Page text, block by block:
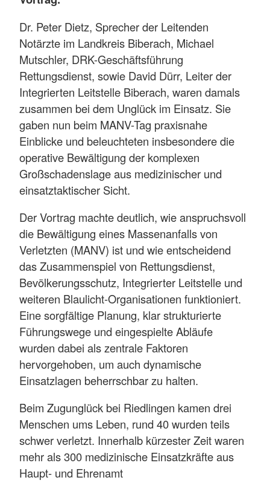
Dr. Peter Dietz, Sprecher der Leitenden
Notärzte im Landkreis Biberach, Michael
Mutschler, DRK-Geschäftsführung
Rettungsdienst, sowie David Dürr, Leiter der
Integrierten Leitstelle Biberach, waren damals
zusammen bei dem Unglück im Einsatz. Sie
gaben nun beim MANV-Tag praxisnahe
Einblicke und beleuchteten insbesondere die
operative Bewältigung der komplexen
Großschadenslage aus medizinischer und
einsatztaktischer Sicht.
Der Vortrag machte deutlich, wie anspruchsvoll
die Bewältigung eines Massenanfalls von
Verletzten (MANV) ist und wie entscheidend
das Zusammenspiel von Rettungsdienst,
Bevölkerungsschutz, Integrierter Leitstelle und
weiteren Blaulicht-Organisationen funktioniert.
Eine sorgfältige Planung, klar strukturierte
Führungswege und eingespielte Abläufe
wurden dabei als zentrale Faktoren
hervorgehoben, um auch dynamische
Einsatzlagen beherrschbar zu halten.
Beim Zugunglück bei Riedlingen kamen drei
Menschen ums Leben, rund 40 wurden teils
schwer verletzt. Innerhalb kürzester Zeit waren
mehr als 300 medizinische Einsatzkräfte aus
Haupt- und Ehrenamt